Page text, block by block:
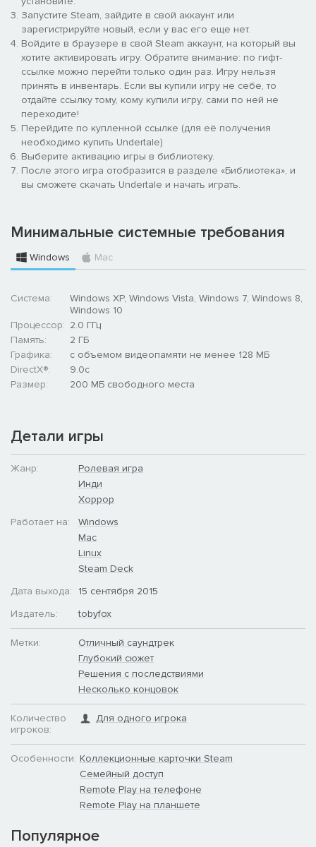
Запустите Steam, зайдите в свой аккаунт или
зарегистрируйте новый, если у вас его еще нет.
Войдите в браузере в свой Steam аккаунт, на который вы
хотите активировать игру. Обратите внимание: по гифт-
ссылке можно перейти только один раз. Игру нельзя
принять в инвентарь. Если вы купили игру не себе, то
отдайте ссылку тому, кому купили игру, сами по ней не
переходите!
Перейдите по купленной ссылке (для её получения
необходимо купить Undertale)
Выберите активацию игры в библиотеку.
После этого игра отобразится в разделе «Библиотека», и
вы сможете скачать Undertale и начать играть.
Минимальные системные требования
Windows Mac
Система:
Windows XP, Windows Vista, Windows 7, Windows 8,
Windows 10
Процессор: 2.0 ГГц
Память:
2 ГБ
Графика:
с объемом видеопамяти не менее 128 МБ
DirectX®:
9.0c
Размер:
200 MБ свободного места
Детали игры
Жанр:
Ролевая игра
Инди
Хоррор
Работает на:
Windows
Mac
Linux
Steam Deck
Дата выхода:
15 сентября 2015
Издатель:
tobyfox
Метки:
Отличный саундтрек
Глубокий сюжет
Решения с последствиями
Несколько концовок
Количество
игроков:
Для одного игрока
Особенности: Коллекционные карточки Steam
Семейный доступ
Remote Play на телефоне
Remote Play на планшете
Популярное